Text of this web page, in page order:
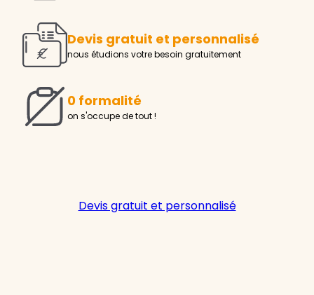
Devis gratuit et personnalisé
nous étudions votre besoin gratuitement
0 formalité
on s'occupe de tout !
Devis gratuit et personnalisé